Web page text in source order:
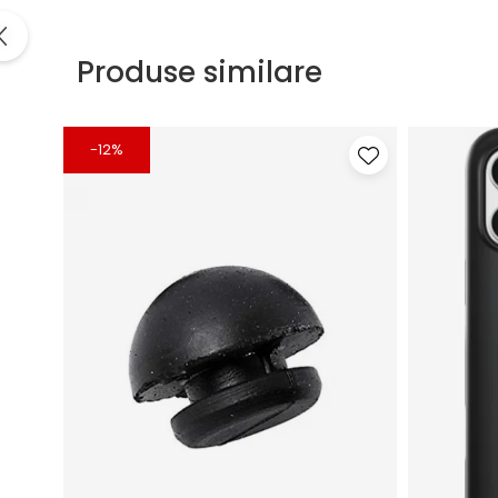
Produse similare
-12%